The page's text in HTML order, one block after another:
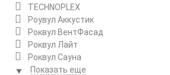
TECHNOPLEX
Роувул Аккустик
Роквул ВентФасад
Роквул Лайт
Роквул Сауна
Показать еще